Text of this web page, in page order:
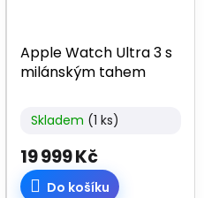
Apple Watch Ultra 3 s
milánským tahem
Skladem (1 ks)
19 999 Kč
Do košíku